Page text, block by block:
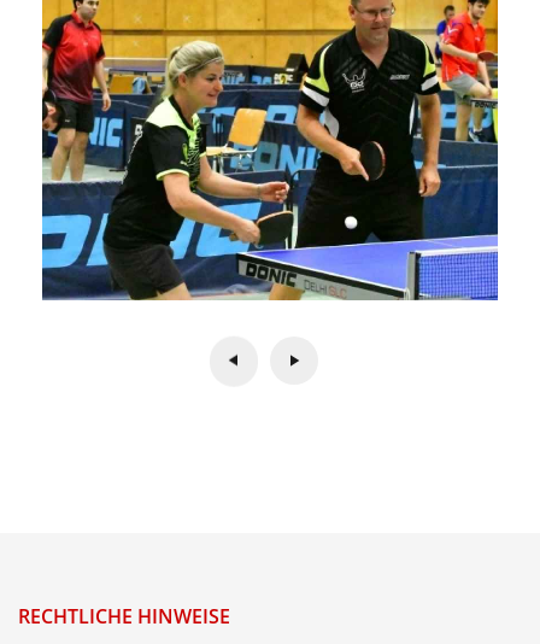
RECHTLICHE HINWEISE